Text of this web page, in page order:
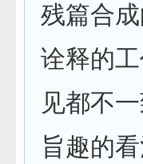
残篇合
诠释的
见都不
旨趣的